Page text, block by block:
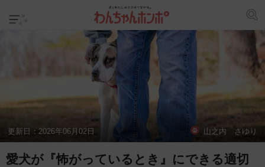
更新日： 2026年06月02日 山之内 さゆり
愛犬が『怖がっているとき』にできる適切